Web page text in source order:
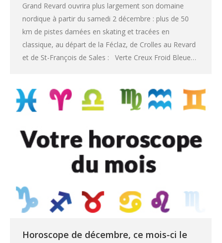
Grand Revard ouvrira plus largement son domaine
nordique à partir du samedi 2 décembre : plus de 50
km de pistes damées en skating et tracées en
classique, au départ de la Féclaz, de Crolles au Revard
et de St-François de Sales : Verte Creux Froid Bleue…
Horoscope de décembre, ce mois-ci le